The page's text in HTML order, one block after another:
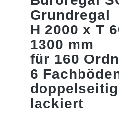
Grundregal
H 2000 x T
1300 mm
für 160
6
doppelseitig
lackiert